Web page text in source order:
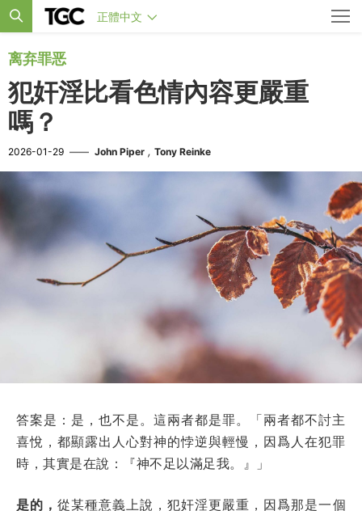
正體中文
离弃罪恶
犯奸淫比看色情內容更嚴重
嗎？
2026-01-29 —— John Piper , Tony Reinke
答案是：是，也不是。這兩者都是罪。「兩者都不討主
喜悅，都顯露出人心對神的悖逆與輕慢，因爲人在犯罪
時，其實是在說：『神不足以滿足我。』」
是的，從某種意義上說，犯奸淫更嚴重，因爲那是一個